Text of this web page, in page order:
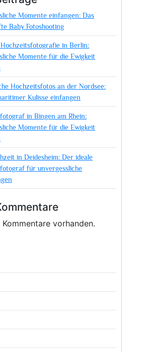
Momente einfangen: Das
Baby Fotoshooting
Hochzeitsfotografie in Berlin:
Momente für die Ewigkeit
Hochzeitsfotos an der Nordsee:
Kulisse einfangen
in Bingen am Rhein:
Momente für die Ewigkeit
in Deidesheim: Der ideale
für unvergessliche
vorhanden.